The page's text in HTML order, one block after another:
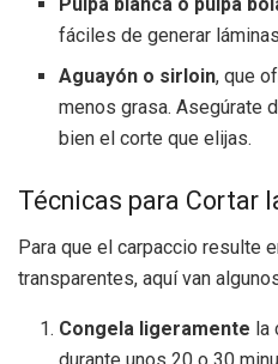
fáciles de generar
Aguayón o sirloin, que
menos grasa. Asegúrate
bien el corte que elijas.
Técnicas para Cortar
Para que el carpaccio resulte
transparentes, aquí van
Congela ligeramente la
durante unos 20 o 30